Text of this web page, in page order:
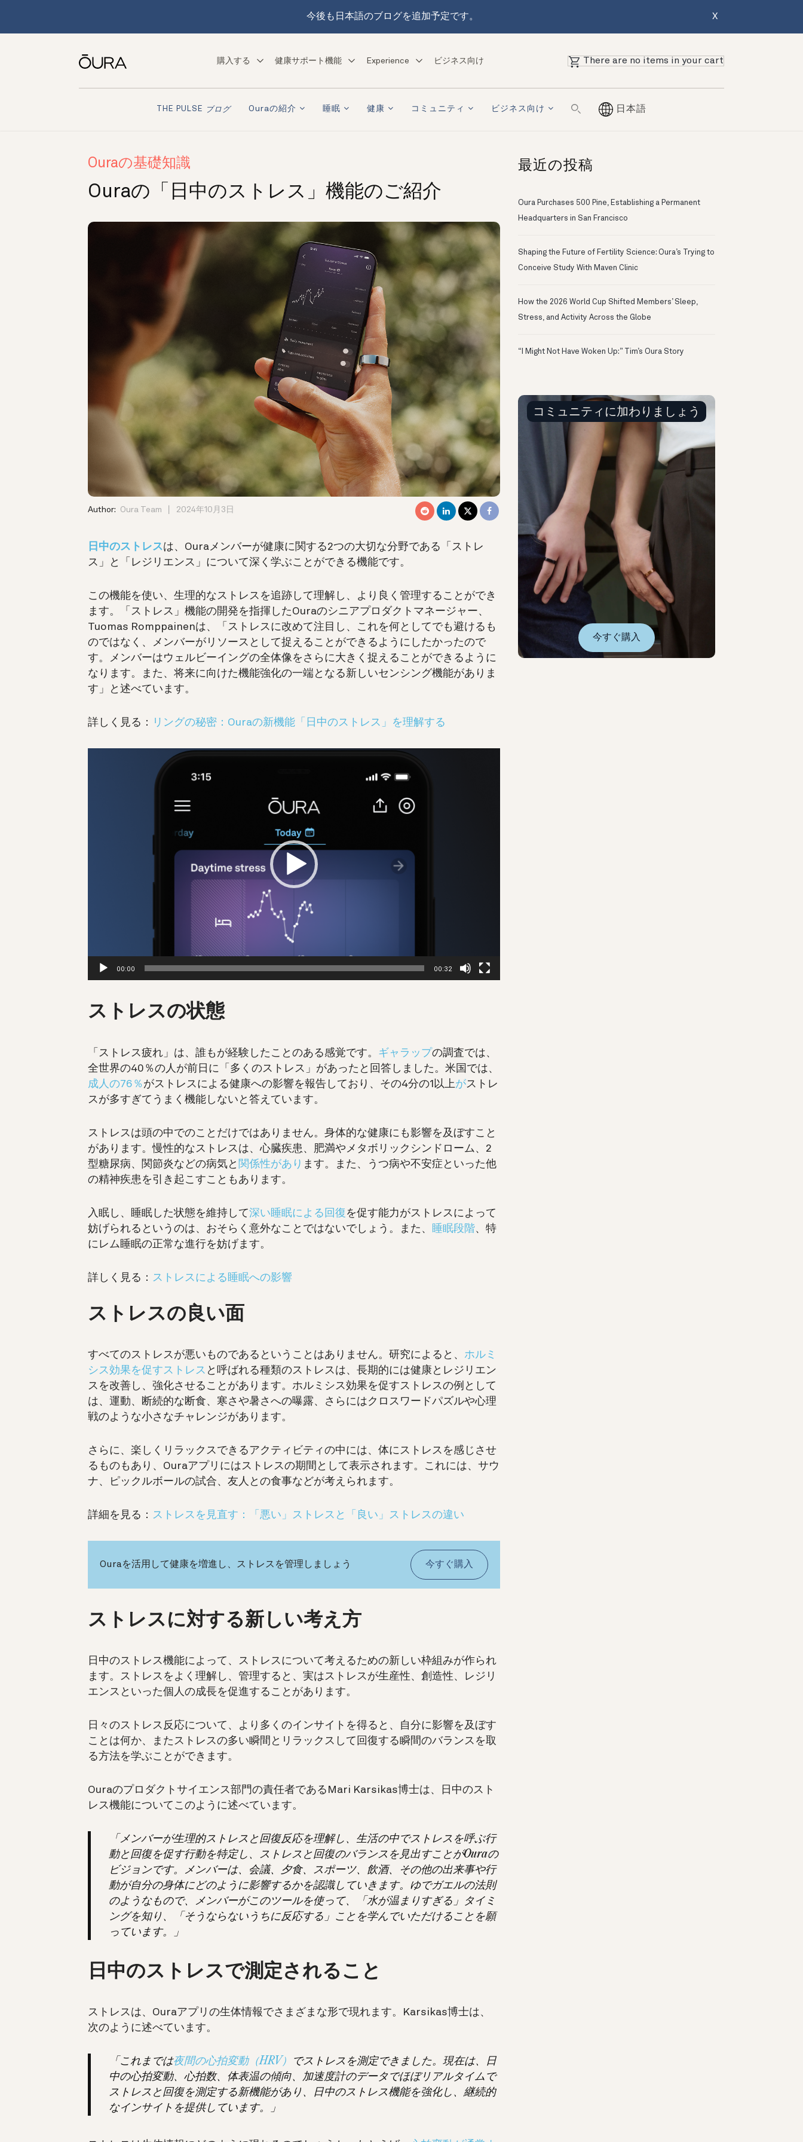
今後も日本語のブログを追加予定です。 X
購入する 健康サポート機能 Experience ビジネス向け There are no items in your cart
THE PULSE ブログ Ouraの紹介 睡眠 健康 コミュニティ ビジネス向け 日本語
Ouraの基礎知識
Ouraの「日中のストレス」機能のご紹介
Author: Oura Team 2024年10月3日
日中のストレスは、Ouraメンバーが健康に関する2つの大切な分野である「ストレ
ス」と「レジリエンス」について深く学ぶことができる機能です。
この機能を使い、生理的なストレスを追跡して理解し、より良く管理することができ
ます。「ストレス」機能の開発を指揮したOuraのシニアプロダクトマネージャー、
Tuomas Romppainenは、
「ストレスに改めて注目し、これを何としてでも避けるも
のではなく、メンバーがリソースとして捉えることができるようにしたかったので
す。
メンバーはウェルビーイングの全体像をさらに大きく捉えることができるように
なります。また、将来に向けた機能強化の一端となる新しいセンシング機能がありま
す」と述べています。
詳しく見る： リングの秘密：Ouraの新機能「日中のストレス」を理解する
00:00 00:32
ストレスの状態
「ストレス疲れ」は、誰もが経験したことのある感覚です。 ギャラップの調査では、
全世界の40％の人が前日に「多くのストレス」があったと回答しました。米国では、
成人の76％ がストレスによる健康への影響を報告しており、その4分の1以上がストレ
スが多すぎてうまく機能しないと答えています。
ストレスは頭の中でのことだけではありません。身体的な健康にも影響を及ぼすこと
があります。慢性的なストレスは、心臓疾患、肥満やメタボリックシンドローム、2
型糖尿病、関節炎などの病気と 関係性があり ます。また、うつ病や不安症といった他
の精神疾患を引き起こすこともあります。
入眠し、睡眠した状態を維持して深い睡眠による回復 を促す能力がストレスによって
妨げられるというのは、おそらく意外なことではないでしょう。また、
睡眠段階、特
にレム睡眠の正常な進行を妨げます。
詳しく見る： ストレスによる睡眠への影響
ストレスの良い面
すべてのストレスが悪いものであるということはありません。研究によると、 ホルミ
シス効果を促すストレス と呼ばれる種類のストレスは、長期的には健康とレジリエン
スを改善し、強化させることがあります。ホルミシス効果を促すストレスの例として
は、運動、断続的な断食、寒さや暑さへの曝露、さらにはクロスワードパズルや心理
戦のような小さなチャレンジがあります。
さらに、楽しくリラックスできるアクティビティの中には、体にストレスを感じさせ
るものもあり、Ouraアプリにはストレスの期間として表示されます。これには、サウ
ナ、ピックルボールの試合、友人との食事などが考えられます。
詳細を見る： ストレスを見直す：「悪い」ストレスと「良い」ストレスの違い
Ouraを活用して健康を増進し、ストレスを管理しましょう 今すぐ購入
ストレスに対する新しい考え方
日中のストレス機能によって、ストレスについて考えるための新しい枠組みが作られ
ます。ストレスをよく理解し、管理すると、実はストレスが生産性、創造性、レジリ
エンスといった個人の成長を促進することがあります。
日々のストレス反応について、より多くのインサイトを得ると、自分に影響を及ぼす
ことは何か、またストレスの多い瞬間とリラックスして回復する瞬間のバランスを取
る方法を学ぶことができます。
Ouraのプロダクトサイエンス部門の責任者であるMari Karsikas博士は、日中のスト
レス機能についてこのように述べています。
「メンバーが生理的ストレスと回復反応を理解し、生活の中でストレスを呼ぶ行
動と回復を促す行動を特定し、ストレスと回復のバランスを見出すことがOuraの
ビジョンです。メンバーは、会議、夕食、スポーツ、飲酒、その他の出来事や行
動が自分の身体にどのように影響するかを認識していきます。 ゆでガエルの法則
のようなもので、メンバーがこのツールを使って、「水が温まりすぎる」タイミ
ングを知り、「そうならないうちに反応する」ことを学んでいただけることを願
っています。」
日中のストレスで測定されること
ストレスは、Ouraアプリの生体情報でさまざまな形で現れます。Karsikas博士は、
次のように述べています。
「これまでは夜間の心拍変動（HRV）
でストレスを測定できました。現在は、日
中の心拍変動、心拍数、体表温の傾向、加速度計のデータでほぼリアルタイムで
ストレスと回復を測定する新機能があり、日中のストレス機能を強化し、継続的
なインサイトを提供しています。」
最近の投稿
Oura Purchases 500 Pine, Establishing a Permanent
Headquarters in San Francisco
Shaping the Future of Fertility Science: Oura’s Trying to
Conceive Study With Maven Clinic
How the 2026 World Cup Shifted Members’ Sleep,
Stress, and Activity Across the Globe
“I Might Not Have Woken Up:” Tim’s Oura Story
コミュニティに加わりましょう
今すぐ購入